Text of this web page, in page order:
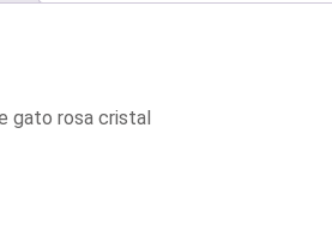
gato rosa cristal